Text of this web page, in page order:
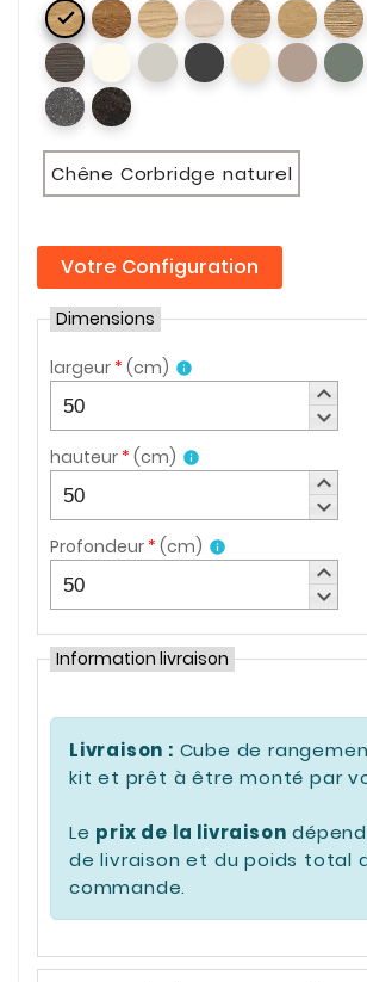

Chêne Corbridge naturel
Votre Configuration
Dimensions
largeur * (cm) info
keyboard_arrow_up
keyboard_arrow_down
hauteur * (cm) info
keyboard_arrow_up
keyboard_arrow_down
Profondeur * (cm) info
keyboard_arrow_up
keyboard_arrow_down
Information livraison
Livraison : Cube de
kit et prêt à être monté par
Le prix de la livraison
de livraison et du poids total
commande.